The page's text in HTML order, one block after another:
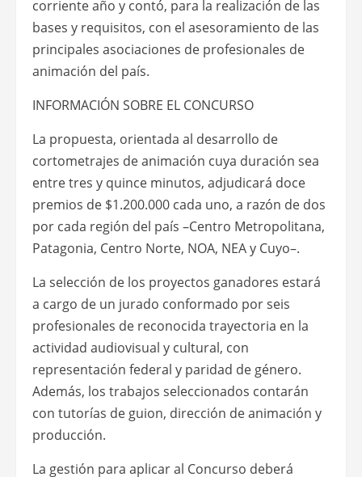
corriente año y contó, para la realización de las
bases y requisitos, con el asesoramiento de las
principales asociaciones de profesionales de
animación del país.
INFORMACIÓN SOBRE EL CONCURSO
La propuesta, orientada al desarrollo de
cortometrajes de animación cuya duración sea
entre tres y quince minutos, adjudicará doce
premios de $1.200.000 cada uno, a razón de dos
por cada región del país –Centro Metropolitana,
Patagonia, Centro Norte, NOA, NEA y Cuyo–.
La selección de los proyectos ganadores estará
a cargo de un jurado conformado por seis
profesionales de reconocida trayectoria en la
actividad audiovisual y cultural, con
representación federal y paridad de género.
Además, los trabajos seleccionados contarán
con tutorías de guion, dirección de animación y
producción.
La gestión para aplicar al Concurso deberá